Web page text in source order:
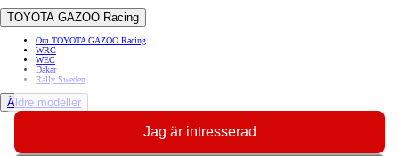
Jag är intresserad
TOYOTA GAZOO Racing
Om TOYOTA GAZOO Racing
WRC
WEC
Dakar
Rally Sweden
Äldre modeller